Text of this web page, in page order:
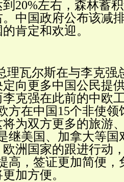
20%左右，森林蓄
中国政府公布该减
肯定和欢迎。
理瓦尔斯在与李克强
向更多中国公民提
克强在此前的中欧
方在中国15个非使
为双方更多的旅游
继美国、加拿大等国
洲国家的跟进行动
高，签证更加简便，
加方便。